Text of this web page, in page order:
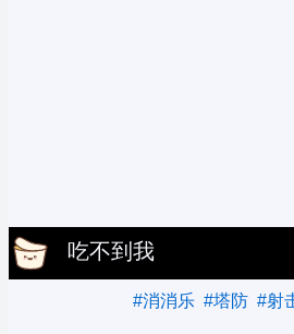
吃不到我
#消消乐 #塔防 #射